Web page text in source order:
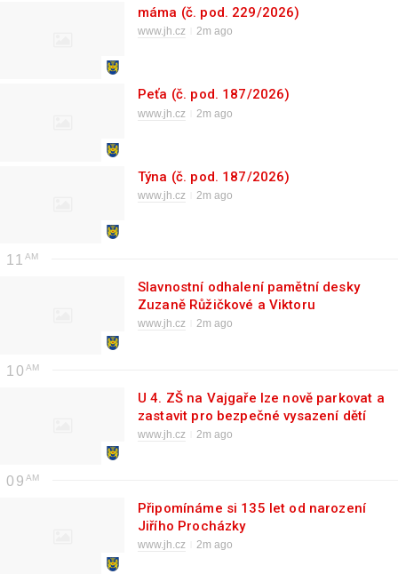
máma (č. pod. 229/2026)
www.jh.cz 2m ago
Peťa (č. pod. 187/2026)
www.jh.cz 2m ago
Týna (č. pod. 187/2026)
www.jh.cz 2m ago
11
Slavnostní odhalení pamětní desky
Zuzaně Růžičkové a Viktoru
Kalabisovi
www.jh.cz 2m ago
10
U 4. ZŠ na Vajgaře lze nově parkovat a
zastavit pro bezpečné vysazení dětí
www.jh.cz 2m ago
09
Připomínáme si 135 let od narození
Jiřího Procházky
www.jh.cz 2m ago